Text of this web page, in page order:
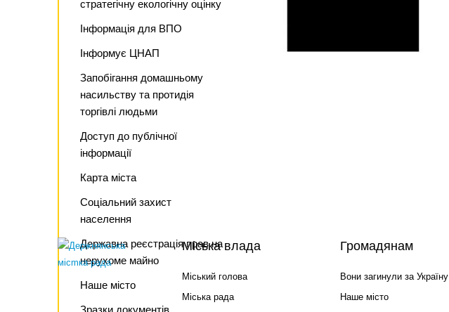
стратегічну екологічну оцінку
Інформація для ВПО
Інформує ЦНАП
Запобігання домашньому
насильству та протидія
торгівлі людьми
Доступ до публічної
інформації
Карта міста
Соціальний захист
населення
Державна реєстрація прав на
нерухоме майно
Наше місто
Зразки документів
Міська влада
Міський голова
Міська рада
Громадянам
Вони загинули за Україну
Наше місто